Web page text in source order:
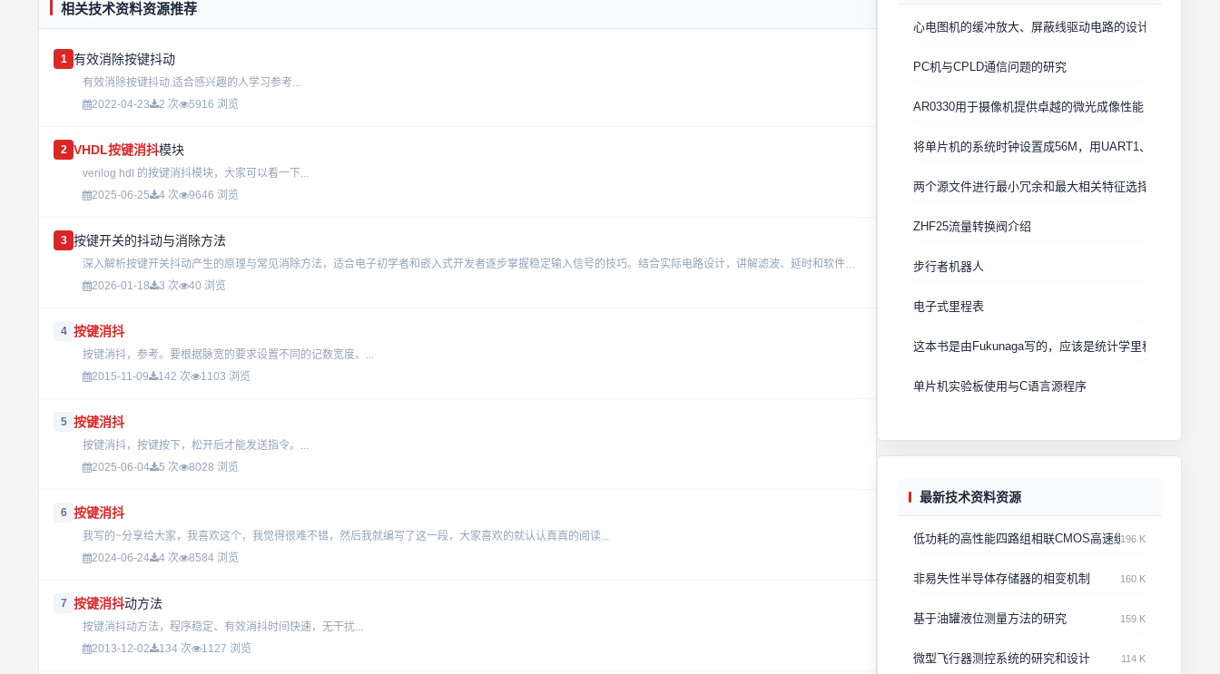
相关技术资料资源推荐
1 有效消除按键抖动
有效消除按键抖动.适合感兴趣的人学习参考...
2022-04-23
2 次 5916 浏览
2 VHDL按键消抖模块
verilog hdl 的按键消抖模块，大家可以看一下...
2025-06-25
4 次 9646 浏览
3 按键开关的抖动与消除方法
深入解析按键开关抖动产生的原理与常见消除方法，适合电子初学者和嵌入式开发者逐步掌握稳定输入信号的技巧。结合实际电路设计，讲解滤波、延时和软件去抖等技术方案。...
2026-01-18
3 次 40 浏览
4 按键消抖
按键消抖，参考。要根据脉宽的要求设置不同的记数宽度。...
2015-11-09
142 次 1103 浏览
5 按键消抖
按键消抖，按键按下，松开后才能发送指令。...
2025-06-04
5 次 8028 浏览
6 按键消抖
我写的~分享给大家，我喜欢这个，我觉得很难不错，然后我就编写了这一段，大家喜欢的就认认真真的阅读...
2024-06-24
4 次 8584 浏览
7 按键消抖动方法
按键消抖动方法，程序稳定、有效消抖时间快速，无干扰...
2013-12-02
134 次 1127 浏览
心电图机的缓冲放大、屏蔽线驱动电路的设计
PC机与CPLD通信问题的研究
AR0330用于摄像机提供卓越的微光成像性能
将单片机的系统时钟设置成56M，用UART1、printf()，以
两个源文件进行最小冗余和最大相关特征选择，主要用于
ZHF25流量转换阀介绍
步行者机器人
电子式里程表
这本书是由Fukunaga写的，应该是统计学里程碑式的书了
单片机实验板使用与C语言源程序
最新技术资料资源
低功耗的高性能四路组相联CMOS高速缓冲存储器
196 K
非易失性半导体存储器的相变机制 160 K
基于油罐液位测量方法的研究 159 K
微型飞行器测控系统的研究和设计 114 K